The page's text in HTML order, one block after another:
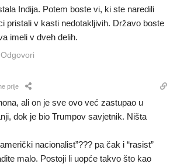
Indija. Potem boste vi, ki ste naredili
pristali v kasti nedotakljivih. Državo boste
imeli v dveh delih.
Odgovori
prije
ali on je sve ovo već zastupao u
dok je bio Trumpov savjetnik. Ništa
nacionalist”??? pa čak i “rasist”
malo. Postoji li uopće takvo što kao